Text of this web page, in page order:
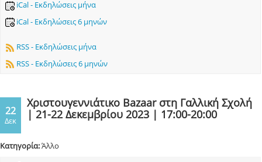
iCal - Εκδηλώσεις μήνα
iCal - Εκδηλώσεις 6 μηνών
RSS - Εκδηλώσεις μήνα
RSS - Εκδηλώσεις 6 μηνών
22
Δεκ
Χριστουγεννιάτικο Bazaar στη Γαλλική Σχολή
| 21-22 Δεκεμβρίου 2023 | 17:00-20:00
Κατηγορία:Άλλο